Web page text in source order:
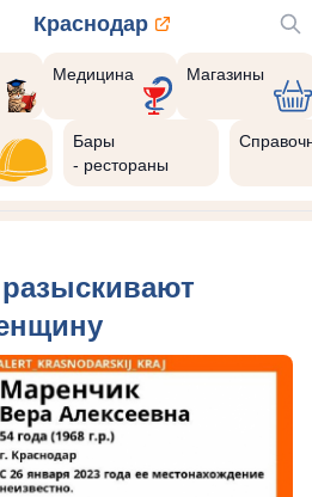
Краснодар
Медицина Магазины
Бары
- рестораны